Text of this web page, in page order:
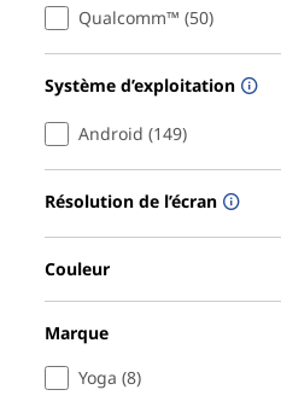
Qualcomm™ (50)
Système d’exploitation
Android (149)
Résolution de l’écran
Couleur
Marque
Yoga (8)